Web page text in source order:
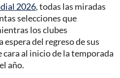
2026, todas las miradas
selecciones que
los clubes
espera del regreso de sus
cara al inicio de la temporada
año.